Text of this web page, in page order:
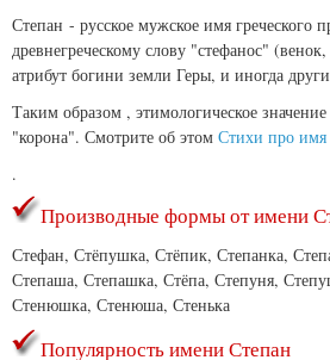
Степан - русское мужское имя греческого
древнегреческому слову "стефанос"
атрибут богини земли Геры, и иногда
Таким образом , этимологическое
"корона". Смотрите об этом Стихи про имя
.
Производные формы от имени
Стефан, Стёпушка, Стёпик, Степанка,
Степаша, Степашка, Стёпа, Степуня,
Стенюшка, Стенюша, Стенька
Популярность имени Степан